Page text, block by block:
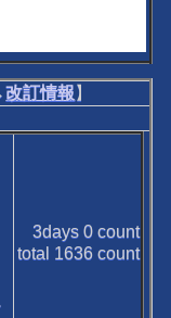
改訂情報】
3days 0count
total 1636count